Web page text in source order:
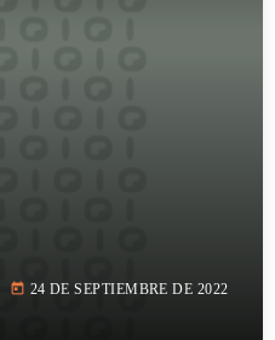
today 24 DE SEPTIEMBRE DE 2022